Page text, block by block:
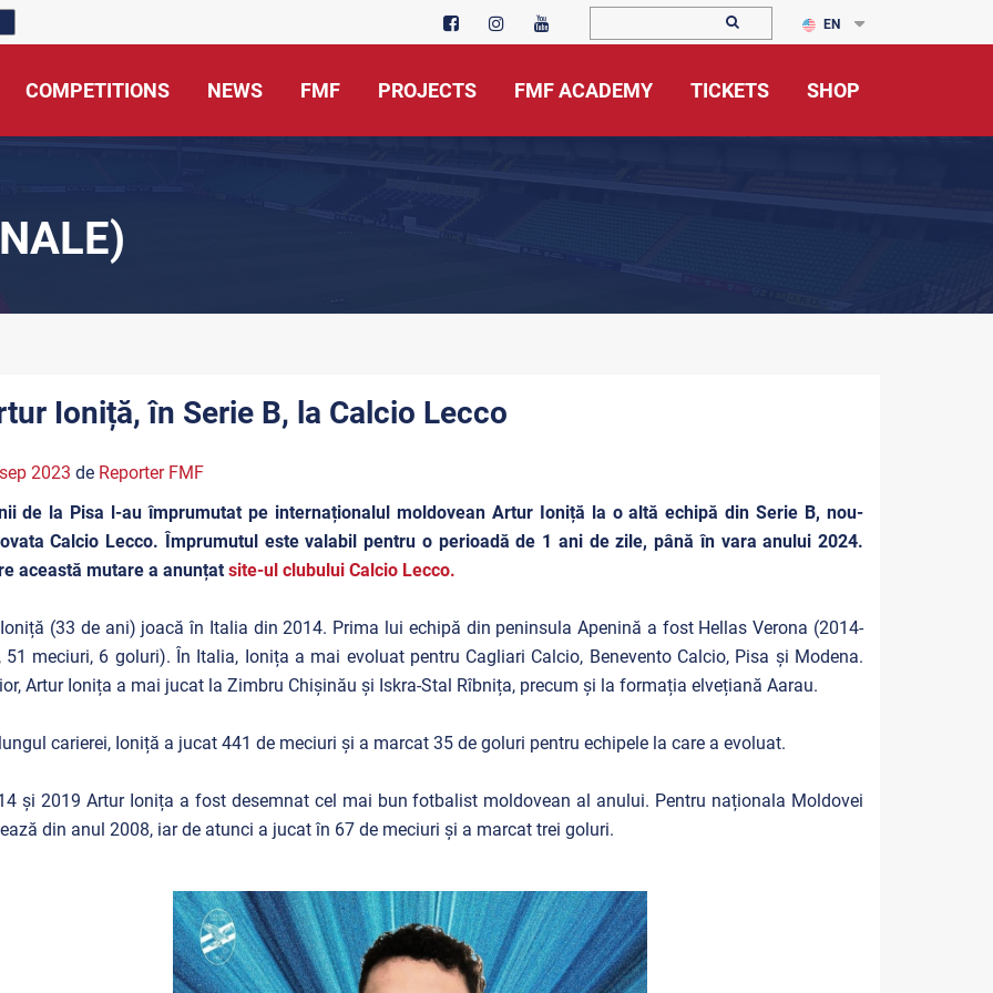
EN
COMPETITIONS NEWS FMF PROJECTS FMF ACADEMY TICKETS SHOP
Ioniță, în Serie B, la Calcio Lecco
2023 de Reporter FMF
de la Pisa l-au împrumutat pe internaționalul moldovean Artur Ioniță la o altă echipă din Serie B, nou-
Calcio Lecco. Împrumutul este valabil pentru o perioadă de 1 ani de zile, până în vara anului 2024.
această mutare a anunțat site-ul clubului Calcio Lecco.
(33 de ani) joacă în Italia din 2014. Prima lui echipă din peninsula Apenină a fost Hellas Verona (2014-
51 meciuri, 6 goluri). În Italia, Ionița a mai evoluat pentru Cagliari Calcio, Benevento Calcio, Pisa și Modena.
Artur Ionița a mai jucat la Zimbru Chișinău și Iskra-Stal Rîbnița, precum și la formația elvețiană Aarau.
carierei, Ioniță a jucat 441 de meciuri și a marcat 35 de goluri pentru echipele la care a evoluat.
și 2019 Artur Ionița a fost desemnat cel mai bun fotbalist moldovean al anului. Pentru naționala Moldovei
din anul 2008, iar de atunci a jucat în 67 de meciuri și a marcat trei goluri.